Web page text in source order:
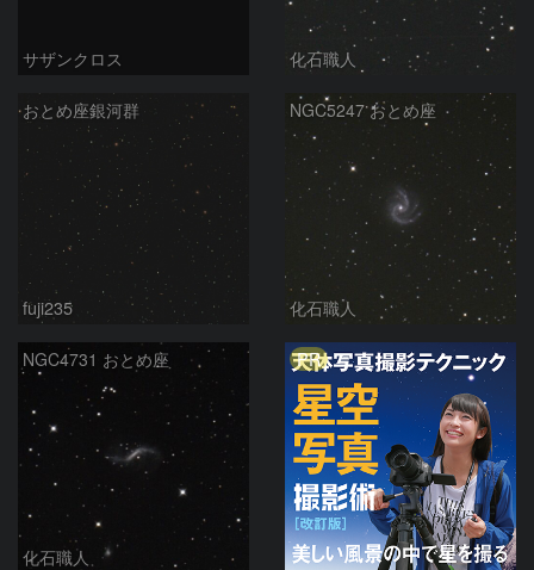
サザンクロス 化石職人
おとめ座銀河群
fuji235
NGC5247 おとめ座
化石職人
NGC4731 おとめ座
化石職人
PR